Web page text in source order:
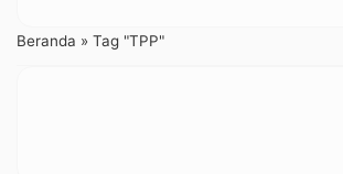
Beranda » Tag "TPP"